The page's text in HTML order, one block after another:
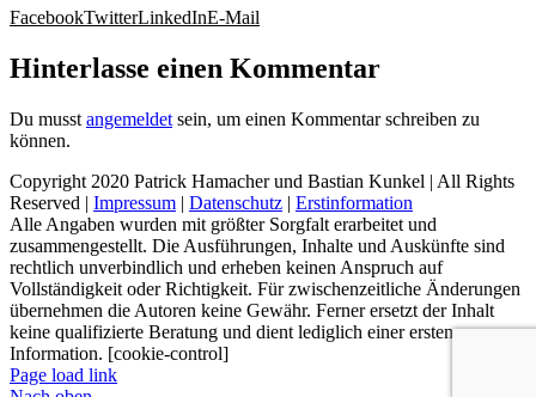
FacebookTwitterLinkedInE-Mail
Hinterlasse einen Kommentar
Du musst angemeldet sein, um einen Kommentar schreiben zu
können.
Copyright 2020 Patrick Hamacher und Bastian Kunkel | All Rights
Reserved | Impressum | Datenschutz | Erstinformation
Alle Angaben wurden mit größter Sorgfalt erarbeitet und
zusammengestellt. Die Ausführungen, Inhalte und Auskünfte sind
rechtlich unverbindlich und erheben keinen Anspruch auf
Vollständigkeit oder Richtigkeit. Für zwischenzeitliche Änderungen
übernehmen die Autoren keine Gewähr. Ferner ersetzt der Inhalt
keine qualifizierte Beratung und dient lediglich einer ersten
Information. [cookie-control]
Page load link